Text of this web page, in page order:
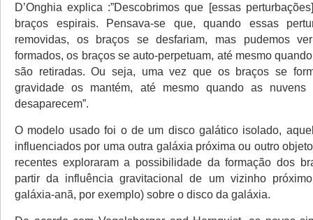
D’Onghia explica :”Descobrimos que [essas
braços espirais. Pensava-se que, quando essas
removidas, os braços se desfariam, mas pudemos
formados, os braços se auto-perpetuam, até mesmo
são retiradas. Ou seja, uma vez que os braços se
gravidade os mantém, até mesmo quando as
desaparecem”.
O modelo usado foi o de um disco galático isolado,
influenciados por uma outra galáxia próxima ou outro
recentes exploraram a possibilidade da formação dos
partir da influência gravitacional de um vizinho
galáxia-anã, por exemplo) sobre o disco da galáxia.